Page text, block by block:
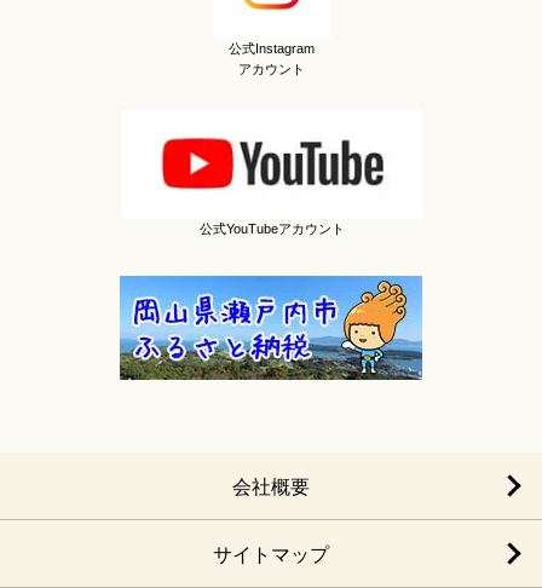
公式Instagram
アカウント
公式YouTubeアカウント
会社概要
サイトマップ